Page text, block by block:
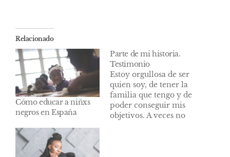
Relacionado
Cómo educar a niñxs
negros en España
Parte de mi historia.
Testimonio
Estoy orgullosa de ser
quien soy, de tener la
familia que tengo y de
poder conseguir mis
objetivos. A veces no